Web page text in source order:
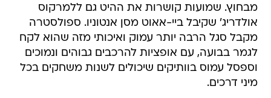
מבחוץ. שמועות קושרות את ההיט גם ללמרקוס
אולדריג' שקיבל ביי-אאוט מסן אנטוניו. ספולסטרה
מקבל סגל הרבה יותר עמוק ואיכותי מזה שהוא לקח
לגמר בבועה, עם אופציות להרכבים גבוהים ונמוכים
וספסל עמוס בוותיקים שיכולים לשנות משחקים בכל
מיני דרכים.